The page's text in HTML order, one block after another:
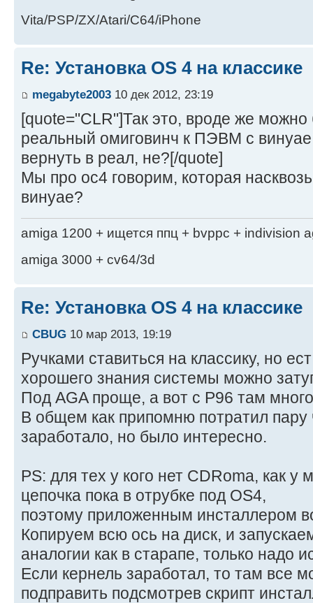
Vita/PSP/ZX/Atari/C64/iPhone
Re: Установка OS 4 на классике
megabyte2003 10 дек 2012, 23:19
[quote="CLR"]Так это, вроде же
реальный омиговинч к ПЭВМ с
вернуть в реал, не?[/quote]
Мы про ос4 говорим, которая
винуае?
amiga 1200 + ищется ппц + bvppc + indivision
amiga 3000 + cv64/3d
Re: Установка OS 4 на классике
CBUG 10 мар 2013, 19:19
Ручками ставиться на классику, но
хорошего знания системы можно
Под AGA проще, а вот с P96 там
В общем как припомню потратил пару
заработало, но было интересно.
PS: для тех у кого нет CDRomа, как у
цепочка пока в отрубке под OS4,
поэтому приложенным инсталлером
Копируем всю ось на диск, и
аналогии как в старапе, только надо
Если кернель заработал, то там все
подправить подсмотрев скрипт